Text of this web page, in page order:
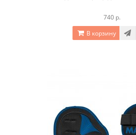
740 р.
В корзину